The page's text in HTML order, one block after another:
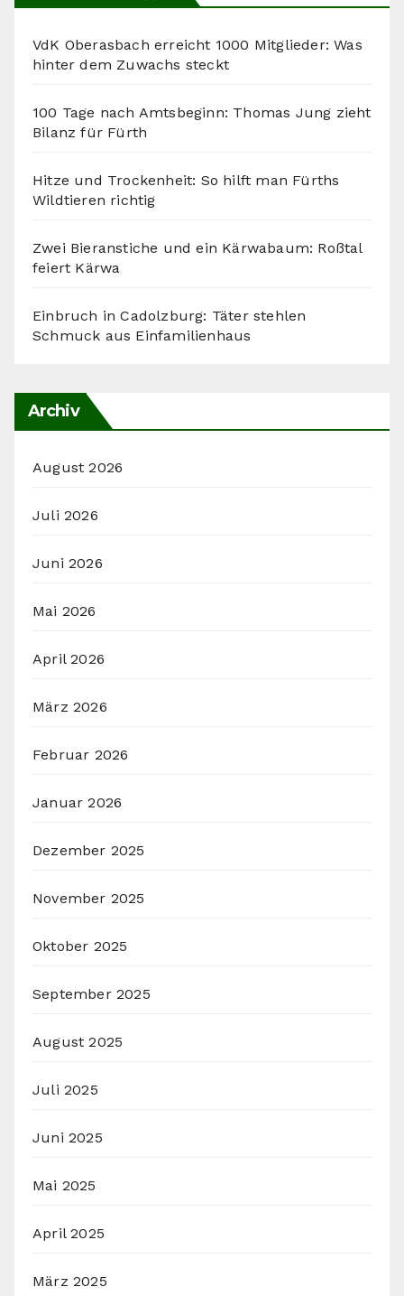
VdK Oberasbach erreicht 1000 Mitglieder: Was
hinter dem Zuwachs steckt
100 Tage nach Amtsbeginn: Thomas Jung zieht
Bilanz für Fürth
Hitze und Trockenheit: So hilft man Fürths
Wildtieren richtig
Zwei Bieranstiche und ein Kärwabaum: Roßtal
feiert Kärwa
Einbruch in Cadolzburg: Täter stehlen
Schmuck aus Einfamilienhaus
Archiv
August 2026
Juli 2026
Juni 2026
Mai 2026
April 2026
März 2026
Februar 2026
Januar 2026
Dezember 2025
November 2025
Oktober 2025
September 2025
August 2025
Juli 2025
Juni 2025
Mai 2025
April 2025
März 2025